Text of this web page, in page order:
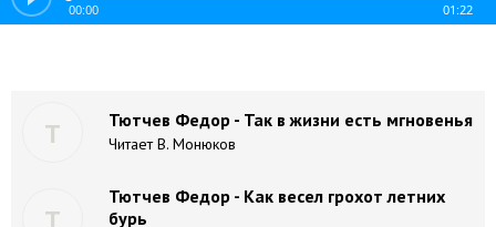
00:00 01:22
Т Тютчев Федор - Так в жизни есть мгновенья
Читает В. Монюков
Т
Тютчев Федор - Как весел грохот летних
бурь